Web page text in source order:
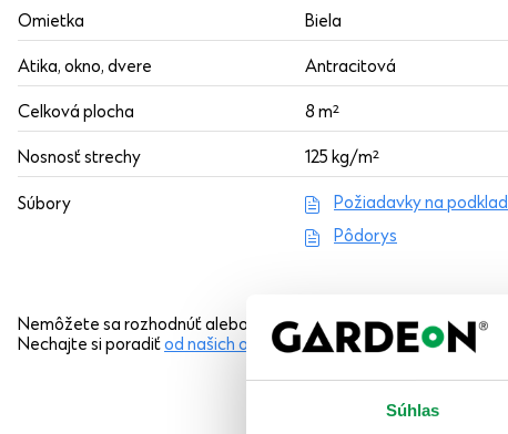
Súhlas
Omietka Biela
Atika, okno, dvere Antracitová
Celková plocha 8 m²
Nosnosť strechy 125 kg/m²
Súbory
Požiadavky na podklad
Pôdorys
Nemôžete sa rozhodnúť alebo chcete niečo iné?
Nechajte si poradiťod našich odborníkovalebo nás kontaktujte